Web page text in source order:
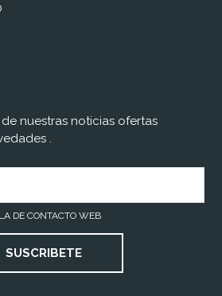
nuestras noticias ofertas
.
DE CONTACTO WEB
SUSCRIBETE